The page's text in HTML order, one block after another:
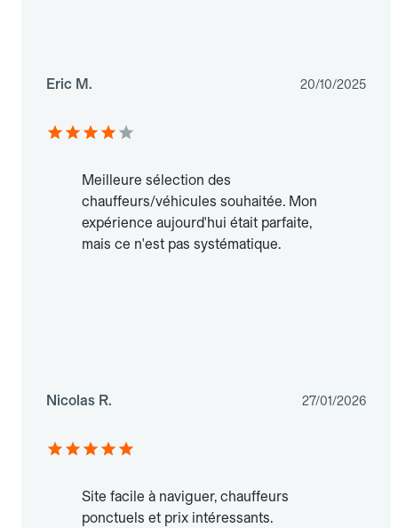
Eric M. 20/10/2025
Meilleure sélection des
chauffeurs/véhicules souhaitée. Mon
expérience aujourd'hui était parfaite,
mais ce n'est pas systématique.
Nicolas R. 27/01/2026
Site facile à naviguer, chauffeurs
ponctuels et prix intéressants.